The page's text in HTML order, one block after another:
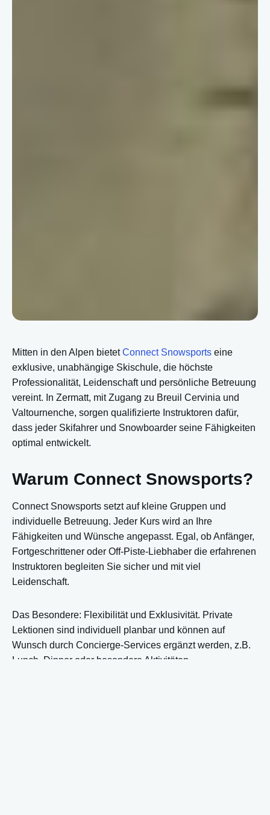
Mitten in den Alpen bietetConnect Snowsports eine
exklusive, unabhängige Skischule, die höchste
Professionalität, Leidenschaft und persönliche Betreuung
vereint. In Zermatt, mit Zugang zu Breuil Cervinia und
Valtournenche, sorgen qualifizierte Instruktoren dafür,
dass jeder Skifahrer und Snowboarder seine Fähigkeiten
optimal entwickelt.
Warum Connect Snowsports?
Connect Snowsports setzt auf kleine Gruppen und
individuelle Betreuung. Jeder Kurs wird an Ihre
Fähigkeiten und Wünsche angepasst. Egal, ob Anfänger,
Fortgeschrittener oder Off-Piste-Liebhaber die erfahrenen
Instruktoren begleiten Sie sicher und mit viel
Leidenschaft.
Das Besondere: Flexibilität und Exklusivität. Private
Lektionen sind individuell planbar und können auf
Wunsch durch Concierge-Services ergänzt werden, z.B.
Lunch, Dinner oder besondere Aktivitäten.